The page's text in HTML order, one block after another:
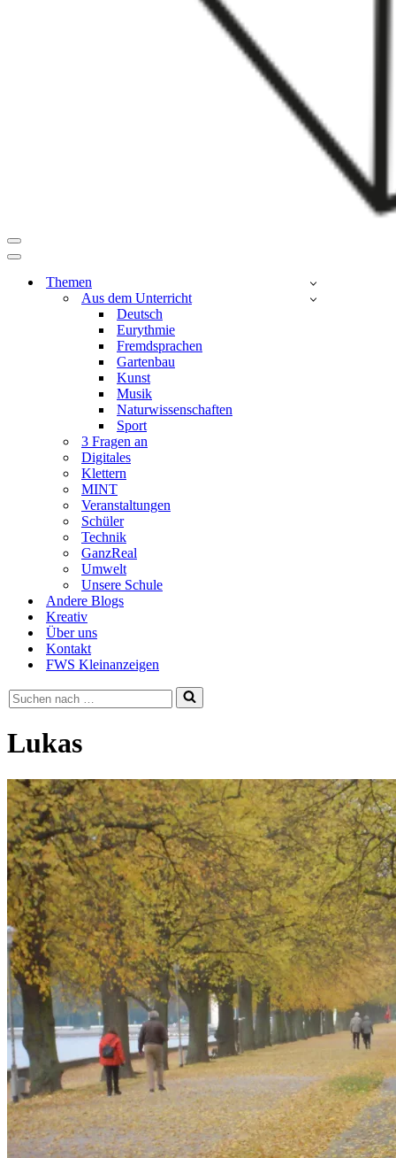
Navigationsmenü
Navigationsmenü
Themen
Aus dem Unterricht
Deutsch
Eurythmie
Fremdsprachen
Gartenbau
Kunst
Musik
Naturwissenschaften
Sport
3 Fragen an
Digitales
Klettern
MINT
Veranstaltungen
Schüler
Technik
GanzReal
Umwelt
Unsere Schule
Andere Blogs
Kreativ
Über uns
Kontakt
FWS Kleinanzeigen
Suchen
nach …
Lukas